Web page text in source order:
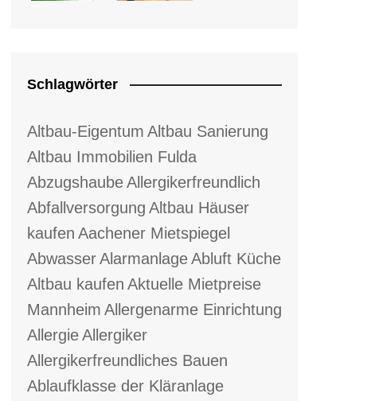
Schlagwörter
Altbau-Eigentum Altbau Sanierung
Altbau Immobilien Fulda
AbzugshaubeAllergikerfreundlich
Abfallversorgung Altbau Häuser
kaufen Aachener Mietspiegel
AbwasserAlarmanlageAbluft Küche
Altbau kaufen Aktuelle Mietpreise
Mannheim Allergenarme Einrichtung
AllergieAllergiker
Allergikerfreundliches Bauen
Ablaufklasse der Kläranlage